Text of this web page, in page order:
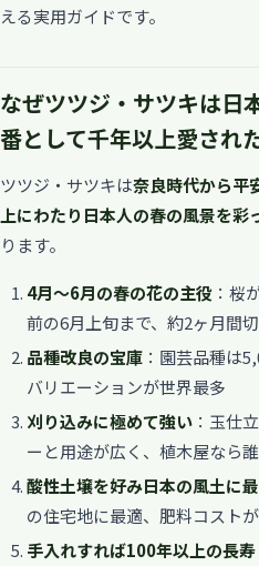
える実用ガイドです。
なぜツツジ・サツキは日
番として千年以上愛され
ツツジ・サツキは奈良時代から平
上にわたり日本人の春の風景を彩
ります。
4月〜6月の春の花の主役 ：桜
前の6月上旬まで、約2ヶ月間
品種改良の宝庫 ：園芸品種は
バリエーションが世界最多
刈り込みに極めて強い ：玉仕
ーと用途が広く、植木屋なら
酸性土壌を好み日本の風土に
の住宅地に最適、肥料コスト
手入れすれば100年以上の長寿